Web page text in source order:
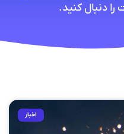
دنبال کنید.
اخبار